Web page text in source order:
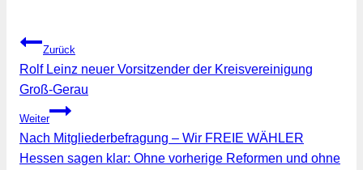
Beitragsnavigation
Zurück
Rolf Leinz neuer Vorsitzender der Kreisvereinigung
Groß-Gerau
Weiter
Nach Mitgliederbefragung – Wir FREIE WÄHLER
Hessen sagen klar: Ohne vorherige Reformen und ohne